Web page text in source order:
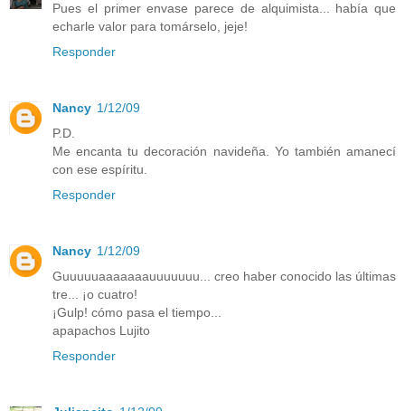
Pues el primer envase parece de alquimista... había que
echarle valor para tomárselo, jeje!
Responder
Nancy 1/12/09
P.D.
Me encanta tu decoración navideña. Yo también amanecí
con ese espíritu.
Responder
Nancy 1/12/09
Guuuuuaaaaaaauuuuuuu... creo haber conocido las últimas
tre... ¡o cuatro!
¡Gulp! cómo pasa el tiempo...
apapachos Lujito
Responder